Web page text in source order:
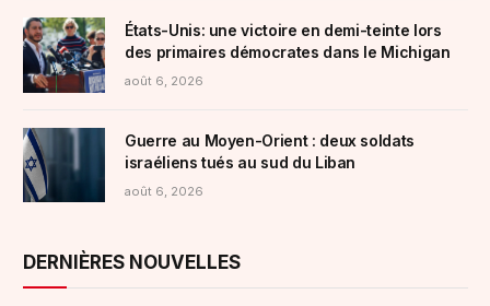
États-Unis: une victoire en demi-teinte lors
des primaires démocrates dans le Michigan
août 6, 2026
Guerre au Moyen-Orient : deux soldats
israéliens tués au sud du Liban
août 6, 2026
DERNIÈRES NOUVELLES